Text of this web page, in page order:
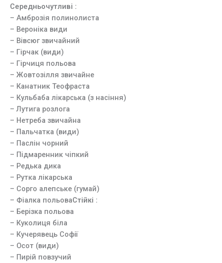
Середньочутливі :
– Амброзія полинолиста
– Вероніка види
– Вівсюг звичайний
– Гірчак (види)
– Гірчиця польова
– Жовтозілля звичайне
– Канатник Теофраста
– Кульбаба лікарська (з насіння)
– Лутига розлога
– Нетреба звичайна
– Пальчатка (види)
– Паслін чорний
– Підмаренник чіпкий
– Редька дика
– Рутка лікарська
– Сорго алепське (гумай)
– Фіалка польоваСтійкі :
– Берізка польова
– Куколиця біла
– Кучерявець Софії
– Осот (види)
– Пирій повзучий